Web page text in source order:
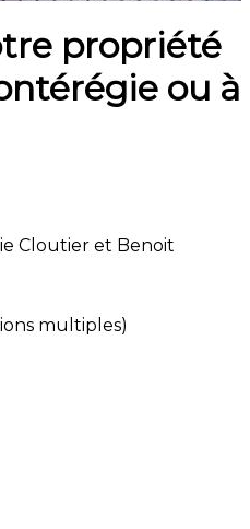
propriété
ou à
Cloutier et Benoit
multiples)